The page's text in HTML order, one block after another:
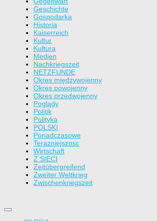
Geschichte
Gospodarka
Historia
Kaiserreich
Kultur
Kultura
Medien
Nachkriegszeit
NETZFUNDE
Okres międzywojenny
Okres powojenny
Okres przedwojenny
Poglądy
Politik
Polityka
POLSKI
Ponadczasowe
Terazniejszosc
Wirtschaft
Z SIECI
Zeitübergreifend
Zweiter Weltkrieg
Zwischenkriegszeit